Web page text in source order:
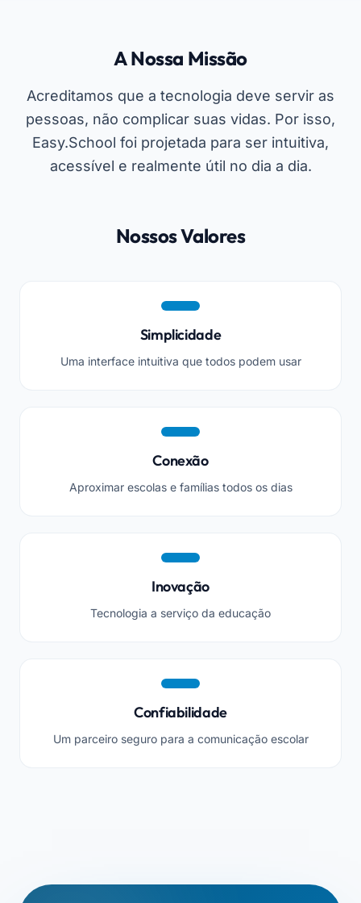
A Nossa Missão
Acreditamos que a tecnologia deve servir as
pessoas, não complicar suas vidas. Por isso,
Easy.School foi projetada para ser intuitiva,
acessível e realmente útil no dia a dia.
Nossos Valores
Simplicidade
Uma interface intuitiva que todos podem usar
Conexão
Aproximar escolas e famílias todos os dias
Inovação
Tecnologia a serviço da educação
Confiabilidade
Um parceiro seguro para a comunicação escolar